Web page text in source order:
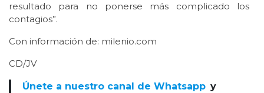
resultado para no ponerse más complicado los
contagios”.
Con información de: milenio.com
CD/JV
Únete a nuestro canal de Whatsapp y